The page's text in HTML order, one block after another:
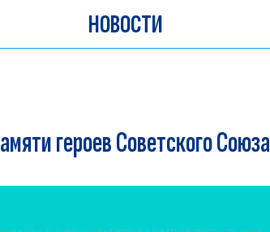
НОВОСТИ
героев Советского Союза